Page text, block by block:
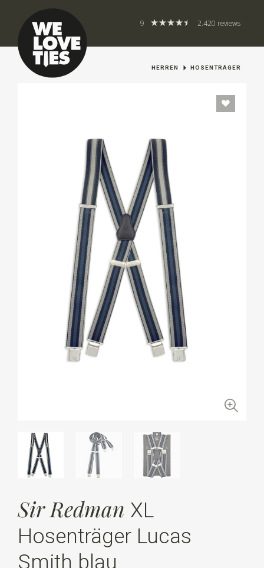
9 2.420 reviews
HERREN HOSENTRÄGER
Sir Redman XL
Hosenträger Lucas
Smith blau